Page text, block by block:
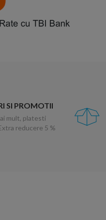
SI PROMOTII
mult, platesti
reducere 5 %